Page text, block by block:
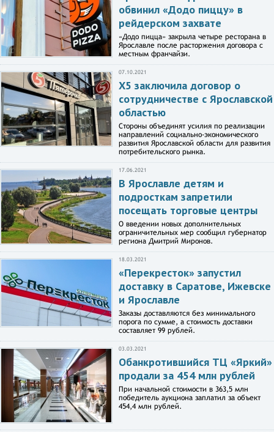
обвинил «Додо пиццу» в
рейдерском захвате
«Додо пицца» закрыла четыре ресторана в
Ярославле после расторжения договора с
местным франчайзи.
07.10.2021
X5 заключила договор о
сотрудничестве с Ярославской
областью
Стороны объединят усилия по реализации
направлений социально-экономического
развития Ярославской области для развития
потребительского рынка.
17.06.2021
В Ярославле детям и
подросткам запретили
посещать торговые центры
О введении новых дополнительных
ограничительных мер сообщил губернатор
региона Дмитрий Миронов.
18.03.2021
«Перекресток» запустил
доставку в Саратове, Ижевске
и Ярославле
Заказы доставляются без минимального
порога по сумме, а стоимость доставки
составляет 99 рублей.
03.03.2021
Обанкротившийся ТЦ «Яркий»
продали за 454 млн рублей
При начальной стоимости в 363,5 млн
победитель аукциона заплатил за объект
454,4 млн рублей.